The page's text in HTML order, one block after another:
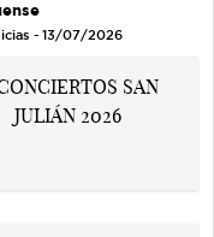
- 13/07/2026